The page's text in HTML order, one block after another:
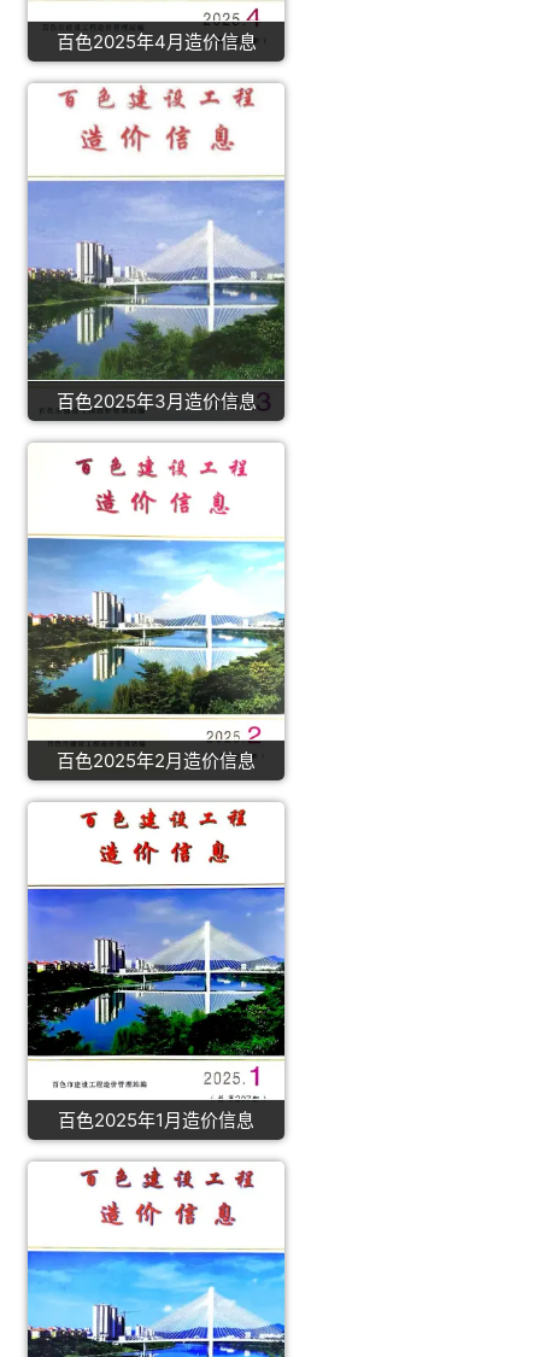
百色2025年4月造价信息
百色2025年3月造价信息
百色2025年2月造价信息
百色2025年1月造价信息